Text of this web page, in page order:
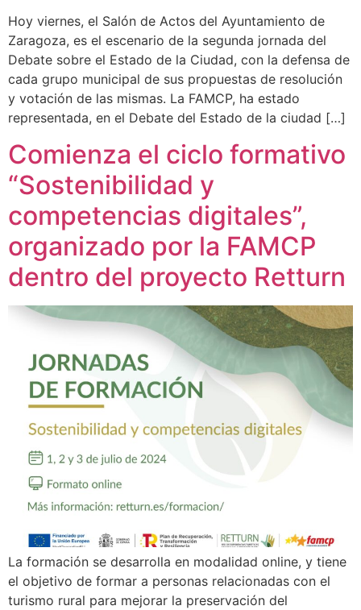
Hoy viernes, el Salón de Actos del Ayuntamiento de
Zaragoza, es el escenario de la segunda jornada del
Debate sobre el Estado de la Ciudad, con la defensa de
cada grupo municipal de sus propuestas de resolución
y votación de las mismas. La FAMCP, ha estado
representada, en el Debate del Estado de la ciudad […]
Comienza el ciclo formativo
“Sostenibilidad y
competencias digitales”,
organizado por la FAMCP
dentro del proyecto Retturn
La formación se desarrolla en modalidad online, y tiene
el objetivo de formar a personas relacionadas con el
turismo rural para mejorar la preservación del